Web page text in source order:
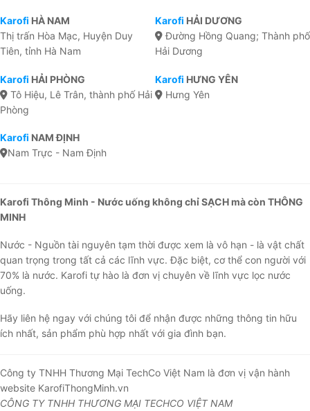
Karofi HÀ NAM
Thị trấn Hòa Mạc, Huyện Duy
Tiên, tỉnh Hà Nam
Karofi HẢI DƯƠNG
Đường Hồng Quang; Thành phố
Hải Dương
Karofi HẢI PHÒNG
Tô Hiệu, Lê Trân, thành phố Hải
Phòng
Karofi HƯNG YÊN
Hưng Yên
Karofi NAM ĐỊNH
Nam Trực - Nam Định
Karofi Thông Minh - Nước uống không chỉ SẠCH mà còn THÔNG
MINH
Nước - Nguồn tài nguyên tạm thời được xem là vô hạn - là vật chất
quan trọng trong tất cả các lĩnh vực. Đặc biệt, cơ thể con người với
70% là nước. Karofi tự hào là đơn vị chuyên về lĩnh vực lọc nước
uống.
Hãy liên hệ ngay với chúng tôi để nhận được những thông tin hữu
ích nhất, sản phẩm phù hợp nhất với gia đình bạn.
Công ty TNHH Thương Mại TechCo Việt Nam là đơn vị vận hành
website KarofiThongMinh.vn
CÔNG TY TNHH THƯƠNG MẠI TECHCO VIỆT NAM